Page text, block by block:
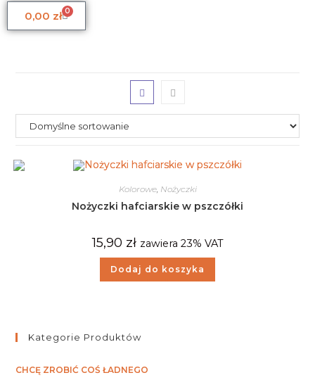
0,00 zł 0
Kolorowe, Nożyczki
Nożyczki hafciarskie w pszczółki
15,90 zł zawiera 23% VAT
Dodaj do koszyka
Kategorie Produktów
CHCĘ ZROBIĆ COŚ ŁADNEGO